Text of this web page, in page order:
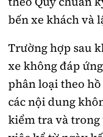
bến xe khách và
Trường hợp sau
xe không đáp
phân loại theo
các nội dung
kiểm tra và trong